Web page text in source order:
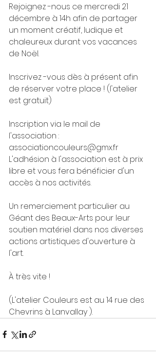
Rejoignez -nous ce mercredi 21
décembre à 14h afin de partager
un moment créatif, ludique et
chaleureux durant vos vacances
de Noël.
Inscrivez -vous dès à présent afin
de réserver votre place ! (l'atelier
est gratuit)
Inscription via le mail de
l'association :
associationcouleurs@gmx.fr
L'adhésion à l'association est à prix
libre et vous fera bénéficier d'un
accès à nos activités.
Un remerciement particulier au
Géant des Beaux-Arts pour leur
soutien matériel dans nos diverses
actions artistiques d'ouverture à
l'art.
À très vite !
(L'atelier Couleurs est au 14 rue des
Chevrins à Lanvallay ).